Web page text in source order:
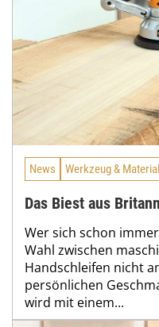
News Werkzeug & Material
Das Biest aus
Wer sich schon
Wahl zwischen
Handschleifen nicht
persönlichen
wird mit einem...